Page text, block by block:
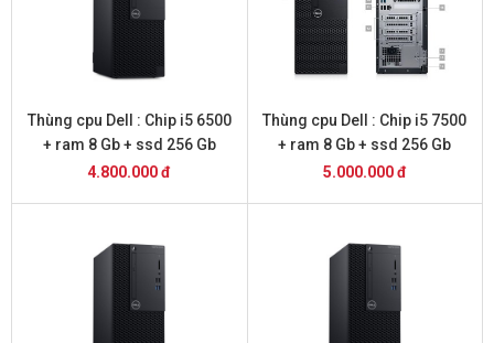
Thùng cpu Dell : Chip i5 6500
+ ram 8 Gb + ssd 256 Gb
4.800.000 đ
Thùng cpu Dell : Chip i5 7500
+ ram 8 Gb + ssd 256 Gb
5.000.000 đ